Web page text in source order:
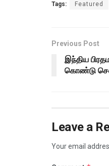
Tags: Featured
Previous Post
இந்திய
கொண்டு
Leave a
Your email